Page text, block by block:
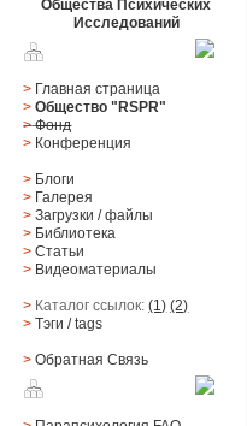
Общества Психических
Исследований
> Главная страница
> Общество "RSPR"
> Фонд
> Конференция
> Блоги
> Галерея
> Загрузки/файлы
> Библиотека
> Статьи
> Видеоматериалы
> Каталог ссылок:(1) (2)
> Тэги/ tags
> Обратная Cвязь